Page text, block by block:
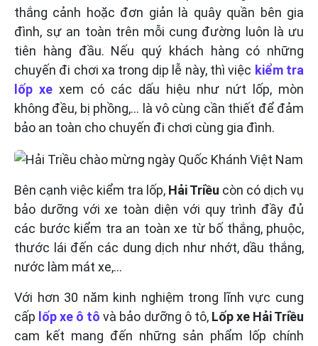
thắng cảnh hoặc đơn giản là quây quần bên gia
đình, sự an toàn trên mỗi cung đường luôn là ưu
tiên hàng đầu. Nếu quý khách hàng có những
chuyến đi chơi xa trong dịp lễ này, thì việc kiểm tra
lốp xe xem có các dấu hiệu như nứt lốp, mòn
không đều, bị phồng,… là vô cùng cần thiết để đảm
bảo an toàn cho chuyến đi chơi cùng gia đình.
Bên cạnh việc kiểm tra lốp, Hải Triều còn có dịch vụ
bảo dưỡng với xe toàn diện với quy trình đầy đủ
các bước kiểm tra an toàn xe từ bố thắng, phuộc,
thước lái đến các dung dịch như nhớt, dầu thắng,
nước làm mát xe,…
Với hơn 30 năm kinh nghiệm trong lĩnh vực cung
cấp lốp xe ô tô và bảo dưỡng ô tô, Lốp xe Hải Triều
cam kết mang đến những sản phẩm lốp chính